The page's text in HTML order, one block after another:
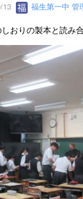
13 福生第一中 管
おりの製本と読み